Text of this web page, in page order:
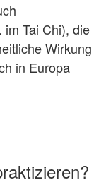
Tai Chi), die
Wirkung
in Europa